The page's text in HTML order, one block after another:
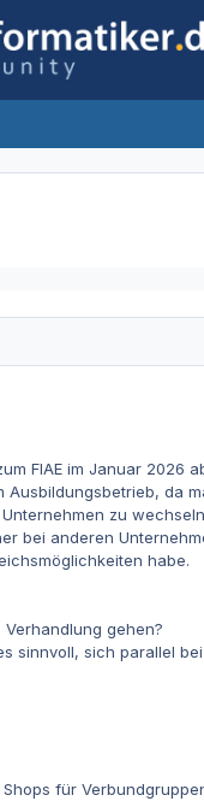
FIAE im Januar 2026
da
zu
bei anderen
habe.
gehen?
sinnvoll, sich parallel
für